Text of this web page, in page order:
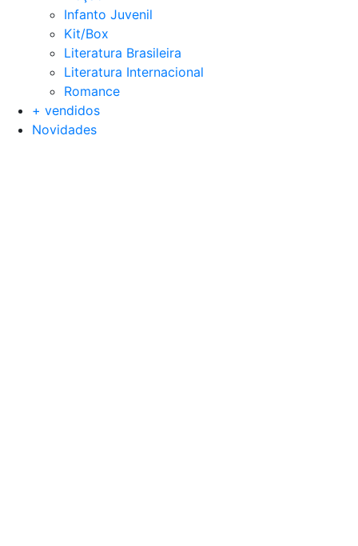
Infanto Juvenil
Kit/Box
Literatura Brasileira
Literatura Internacional
Romance
+ vendidos
Novidades